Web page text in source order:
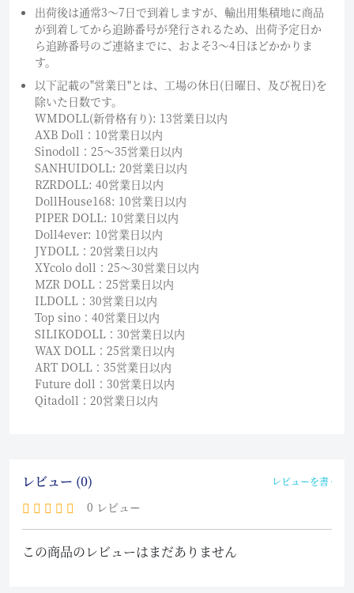
出荷後は通常3～7日で到着しますが、輸出用集積地に商品
が到着してから追跡番号が発行されるため、出荷予定日か
ら追跡番号のご連絡までに、およそ3〜4日ほどかかりま
す。
以下記載の"営業日"とは、工場の休日(日曜日、及び祝日)を
除いた日数です。
WMDOLL(新骨格有り): 13営業日以内
AXB Doll：10営業日以内
Sinodoll：25〜35営業日以内
SANHUIDOLL: 20営業日以内
RZRDOLL: 40営業日以内
DollHouse168: 10営業日以内
PIPER DOLL: 10営業日以内
Doll4ever: 10営業日以内
JYDOLL：20営業日以内
XYcolo doll：25〜30営業日以内
MZR DOLL：25営業日以内
ILDOLL：30営業日以内
Top sino：40営業日以内
SILIKODOLL：30営業日以内
WAX DOLL：25営業日以内
ART DOLL：35営業日以内
Future doll：30営業日以内
Qitadoll：20営業日以内
レビュー (0) レビューを書く
0 レビュー
この商品のレビューはまだありません